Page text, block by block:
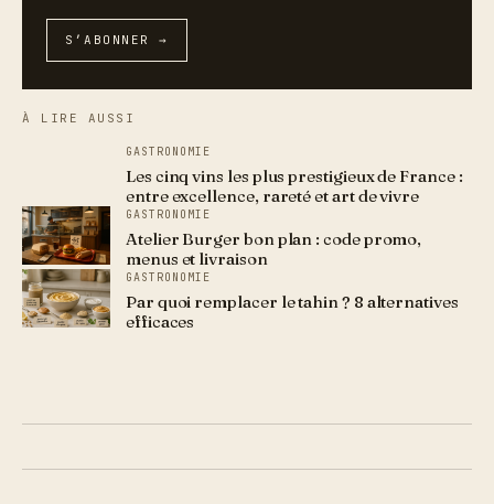
S’ABONNER →
À LIRE AUSSI
GASTRONOMIE
Les cinq vins les plus prestigieux de France :
entre excellence, rareté et art de vivre
GASTRONOMIE
Atelier Burger bon plan : code promo,
menus et livraison
GASTRONOMIE
Par quoi remplacer le tahin ? 8 alternatives
efficaces